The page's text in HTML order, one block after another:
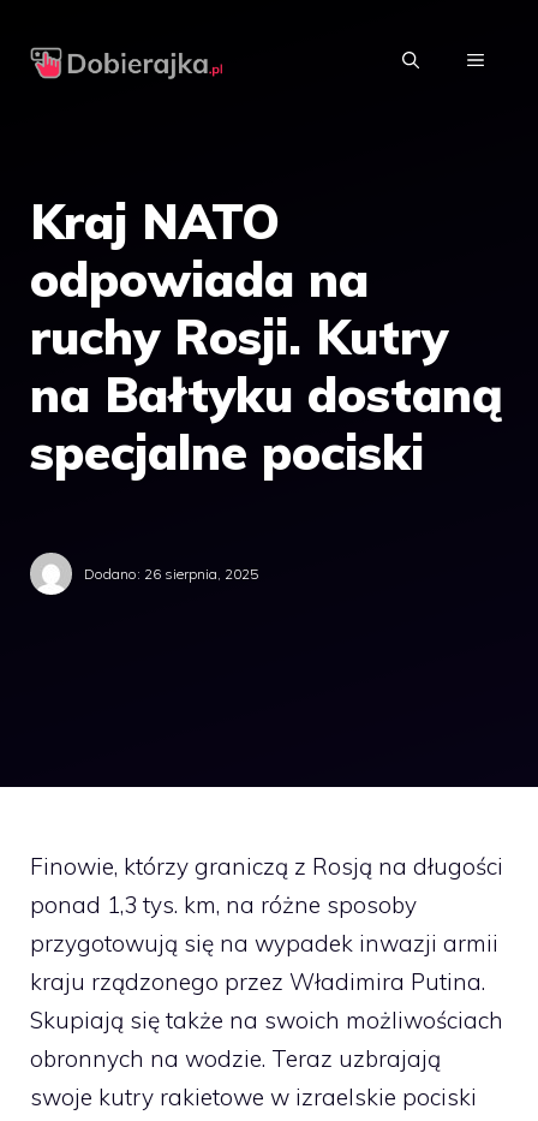
MENU
Kraj NATO
odpowiada na
ruchy Rosji. Kutry
na Bałtyku dostaną
specjalne pociski
Dodano: 26 sierpnia, 2025
Finowie, którzy graniczą z Rosją na długości
ponad 1,3 tys. km, na różne sposoby
przygotowują się na wypadek inwazji armii
kraju rządzonego przez Władimira Putina.
Skupiają się także na swoich możliwościach
obronnych na wodzie. Teraz uzbrajają
swoje kutry rakietowe w izraelskie pociski